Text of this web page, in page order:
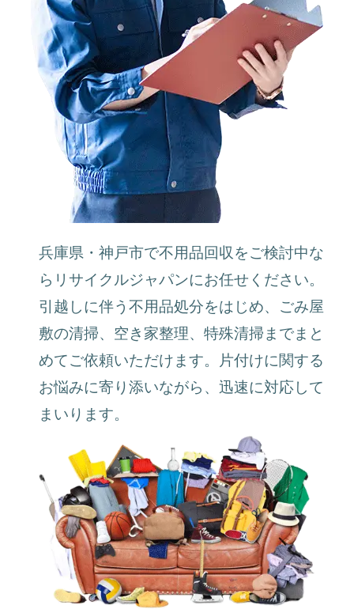
兵庫県・神戸市で不用品回収をご検討中な
らリサイクルジャパンにお任せください。
引越しに伴う不用品処分をはじめ、ごみ屋
敷の清掃、空き家整理、特殊清掃までまと
めてご依頼いただけます。片付けに関する
お悩みに寄り添いながら、迅速に対応して
まいります。